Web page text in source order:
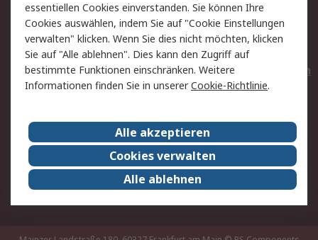
AGB
Datenschutz
Cookie-Richtlinie
Zahlungsbedingungen
Copyright/Impressum
Entsorgung
Elektrogeräte/Batterien
RS weltweit
Karriere bei RS
Nachhaltigkeit
Qualität/Umwelt/ZertifikatePresse-Center
Event-Center
essentiellen Cookies einverstanden. Sie können Ihre
Cookies auswählen, indem Sie auf "Cookie Einstellungen
verwalten" klicken. Wenn Sie dies nicht möchten, klicken
Sie auf "Alle ablehnen". Dies kann den Zugriff auf
bestimmte Funktionen einschränken. Weitere
Informationen finden Sie in unsererCookie-Richtlinie.
Alle akzeptieren
Cookies verwalten
Alle ablehnen